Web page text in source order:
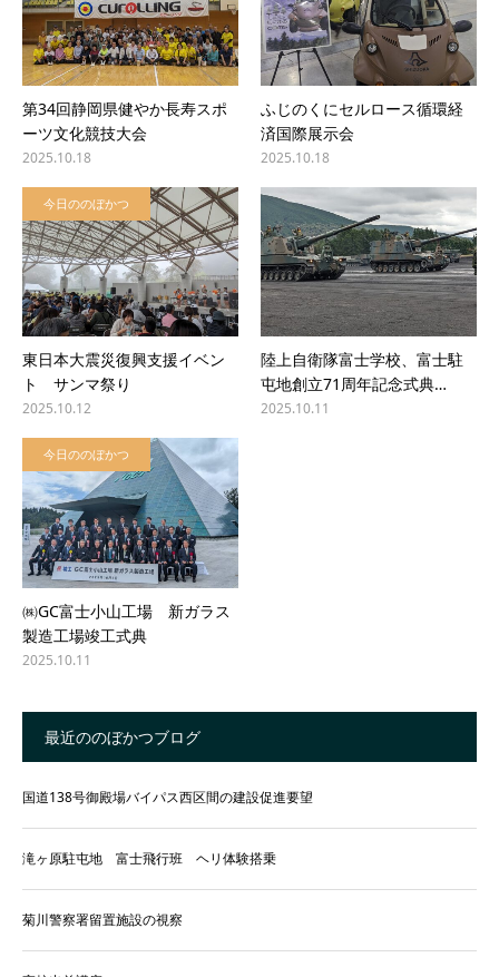
第34回静岡県健やか長寿スポ
ーツ文化競技大会
2025.10.18
ふじのくにセルロース循環経
済国際展示会
2025.10.18
今日ののぼかつ
東日本大震災復興支援イベン
ト サンマ祭り
2025.10.12
陸上自衛隊富士学校、富士駐
屯地創立71周年記念式典…
2025.10.11
今日ののぼかつ
㈱GC富士小山工場 新ガラス
製造工場竣工式典
2025.10.11
最近ののぼかつブログ
国道138号御殿場バイパス西区間の建設促進要望
滝ヶ原駐屯地 富士飛行班 ヘリ体験搭乗
菊川警察署留置施設の視察